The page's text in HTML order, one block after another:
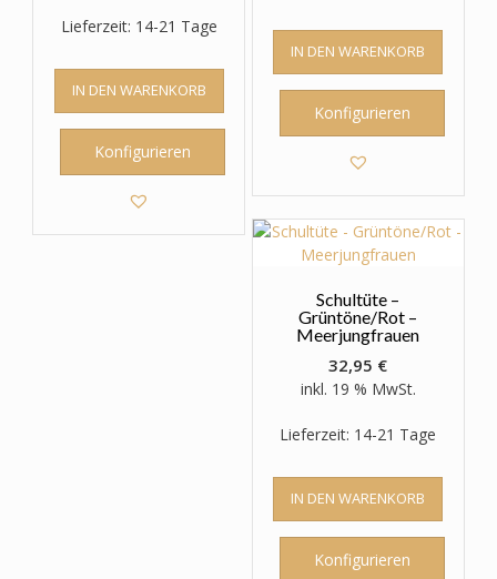
Lieferzeit: 14-21 Tage
IN DEN WARENKORB
Konfigurieren
IN DEN WARENKORB
Konfigurieren
Schultüte –
Grüntöne/Rot –
Meerjungfrauen
32,95 €
inkl. 19 % MwSt.
Lieferzeit: 14-21 Tage
IN DEN WARENKORB
Konfigurieren